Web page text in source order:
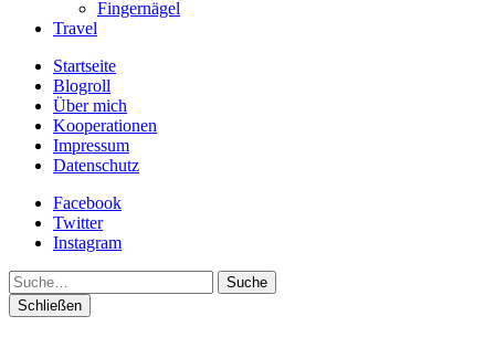
Fingernägel
Travel
Startseite
Blogroll
Über mich
Kooperationen
Impressum
Datenschutz
Facebook
Twitter
Instagram
Suche
Schließen